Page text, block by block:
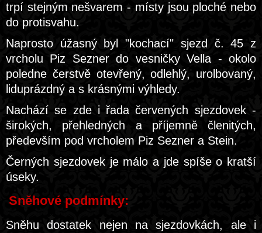
trpí stejným nešvarem - místy jsou ploché nebo
do protisvahu.
Naprosto úžasný byl "kochací" sjezd č. 45 z
vrcholu Piz Sezner do vesničky Vella - okolo
poledne čerstvě otevřený, odlehlý, urolbovaný,
liduprázdný a s krásnými výhledy.
Nachází se zde i řada červených sjezdovek -
širokých, přehledných a příjemně členitých,
především pod vrcholem Piz Sezner a Stein.
Černých sjezdovek je málo a jde spíše o kratší
úseky.
Sněhové podmínky:
Sněhu dostatek nejen na sjezdovkách, ale i